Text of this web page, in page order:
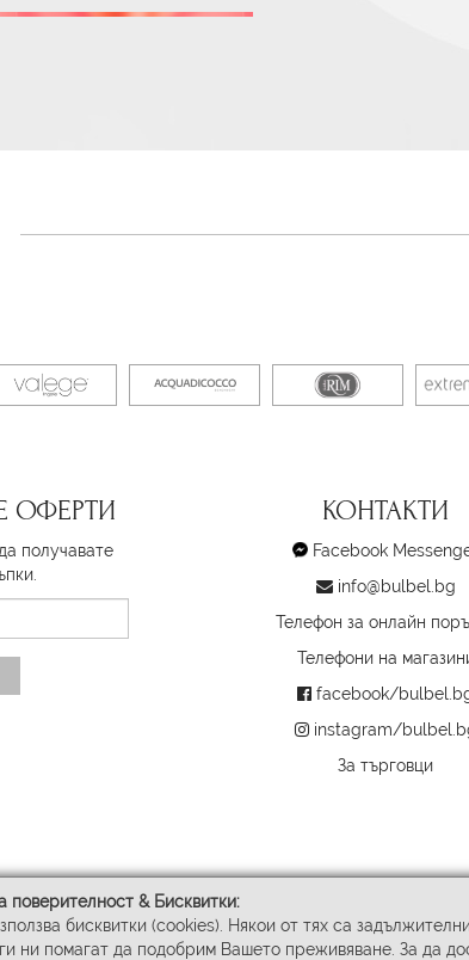
поверителност & Бисквитки:
бисквитки (cookies). Някои от тях са
ни помагат да подобрим Вашето преживяване. За да
ОФЕРТИ
получавате
КОНТАКТИ
Facebook
info@bulbel.bg
Телефон за онлайн
Телефони на
facebook/
instagram/
За търговци